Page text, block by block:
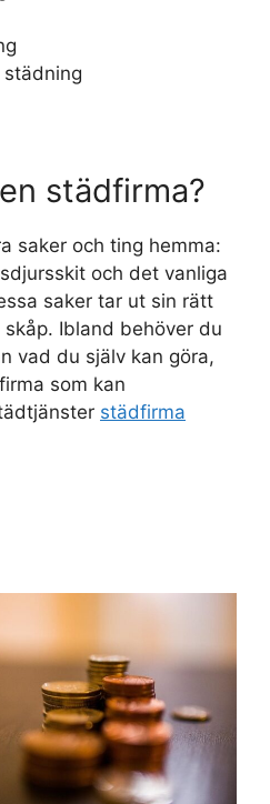
städfirma?
saker och ting hemma:
och det vanliga
saker tar ut sin rätt
Ibland behöver du
vad du själv kan göra,
som kan
städfirma